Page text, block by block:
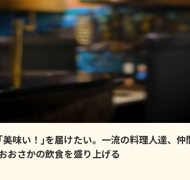
｢美味い！｣を届けたい。一流の料理人達、仲
おさかの飲食を盛り上げる